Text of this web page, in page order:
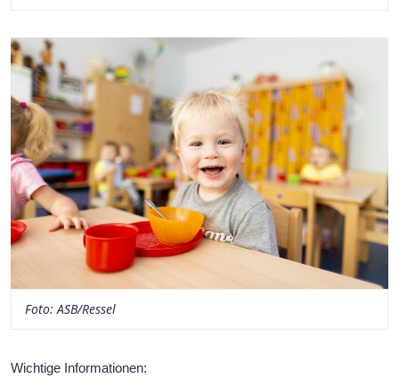
Foto: ASB/Ressel
Wichtige Informationen: